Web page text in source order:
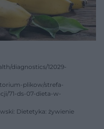
diagnostics/12029-
plikow/strefa-
71-ds-07-dieta-w-
Dietetyka: żywienie